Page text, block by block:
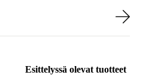
Esittelyssä olevat tuotteet